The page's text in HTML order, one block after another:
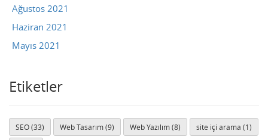
Ağustos 2021
Haziran 2021
Mayıs 2021
Etiketler
SEO (33) Web Tasarım (9) Web Yazılım (8) site içi arama (1)